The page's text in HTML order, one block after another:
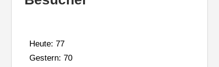
Heute: 77
Gestern: 70